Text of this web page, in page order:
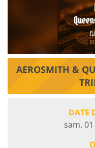
AEROSMITH &
DATE
sam.